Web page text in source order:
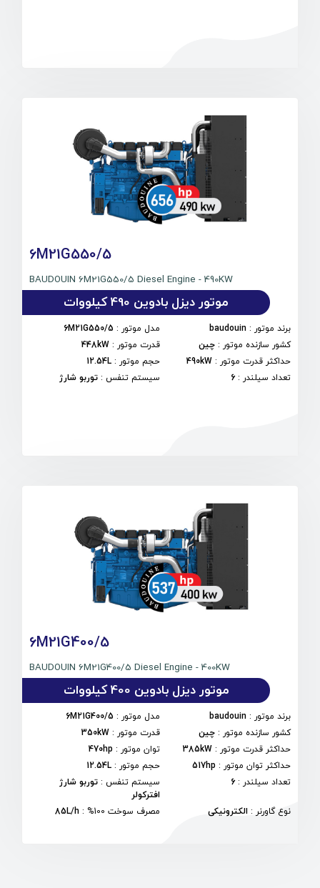
6M21G550/5
BAUDOUIN 6M21G550/5 Diesel Engine - 490KW
موتور دیزل بادوین 490 کیلووات
برند موتور :
baudouin مدل موتور :
6M21G550/5
کشور سازنده موتور : چین قدرت موتور :
448kW
حداکثر قدرت موتور :
490kW حجم موتور :
12.54L
تعداد سیلندر :
6 سیستم تنفس : توربو شارژ
6M21G400/5
BAUDOUIN 6M21G400/5 Diesel Engine - 400KW
موتور دیزل بادوین 400 کیلووات
برند موتور :
baudouin مدل موتور :
6M21G400/5
کشور سازنده موتور : چین قدرت موتور :
350kW
حداکثر قدرت موتور :
385kW توان موتور :
470hp
حداکثر توان موتور :
517hp حجم موتور :
12.54L
تعداد سیلندر :
6 سیستم تنفس : توربو شارژ
افترکولر
نوع گاورنر : الکترونیکی مصرف سوخت 100% :
85L/h